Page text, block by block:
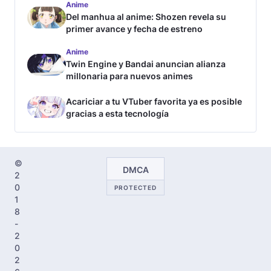
Anime
Del manhua al anime: Shozen revela su
primer avance y fecha de estreno
Anime
Twin Engine y Bandai anuncian alianza
millonaria para nuevos animes
Acariciar a tu VTuber favorita ya es posible
gracias a esta tecnología
©
2
0
1
8
-
2
0
2
DMCA
PROTECTED